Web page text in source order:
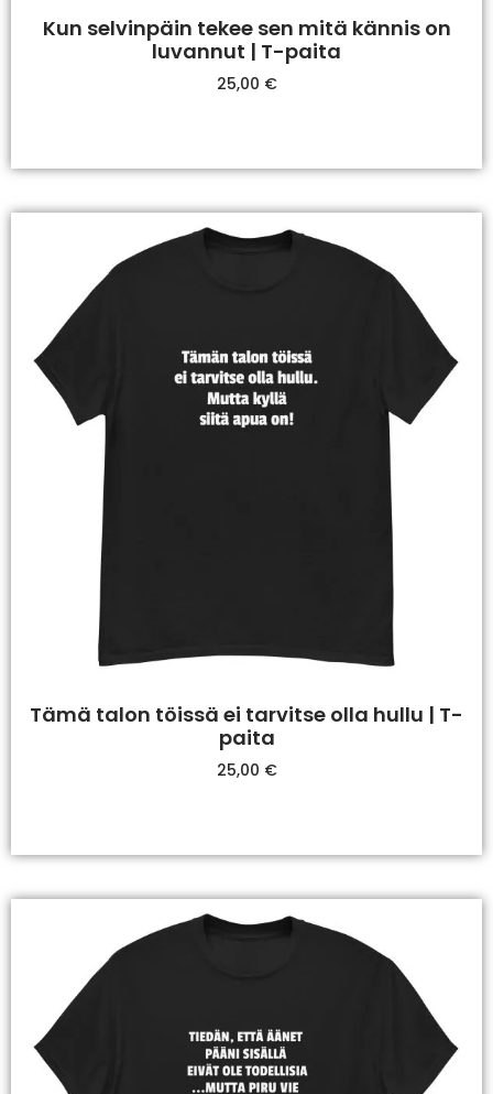
Kun selvinpäin tekee sen mitä kännis on
luvannut | T-paita
25,00 €
Tämä talon töissä ei tarvitse olla hullu | T-
paita
25,00 €